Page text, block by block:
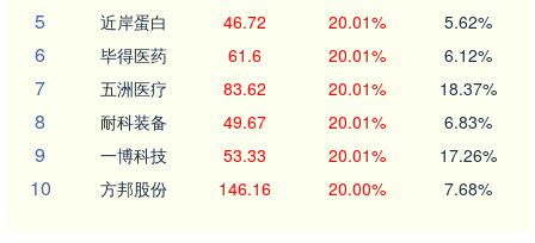
5 近岸蛋白 46.72 20.01% 5.62%
6 毕得医药 61.6 20.01% 6.12%
7 五洲医疗 83.62 20.01% 18.37%
8 耐科装备 49.67 20.01% 6.83%
9 一博科技 53.33 20.01% 17.26%
10 方邦股份 146.16 20.00% 7.68%